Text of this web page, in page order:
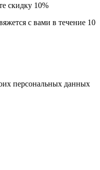
скидку 10%
с вами в течение 10
персональных данных